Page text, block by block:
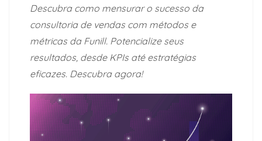
Descubra como mensurar o sucesso da
consultoria de vendas com métodos e
métricas da Funill. Potencialize seus
resultados, desde KPIs até estratégias
eficazes. Descubra agora!